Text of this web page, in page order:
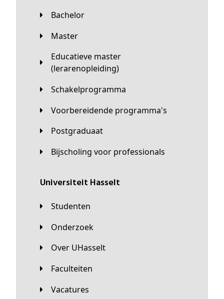
Bachelor
Master
Educatieve master
(lerarenopleiding)
Schakelprogramma
Voorbereidende programma's
Postgraduaat
Bijscholing voor professionals
universiteit Hasselt
Studenten
Onderzoek
Over UHasselt
Faculteiten
Vacatures